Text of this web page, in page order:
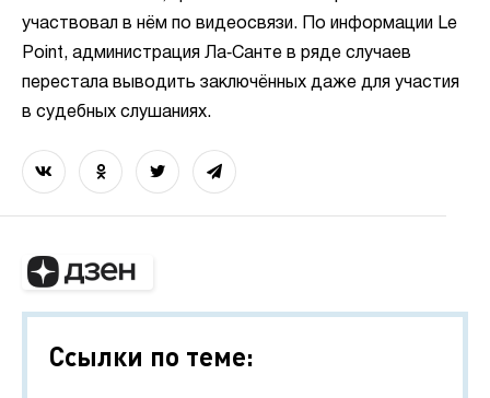
участвовал в нём по видеосвязи. По информации Le
Point, администрация Ла‑Санте в ряде случаев
перестала выводить заключённых даже для участия
в судебных слушаниях.
Ссылки по теме: